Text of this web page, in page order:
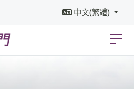
中文(繁體)